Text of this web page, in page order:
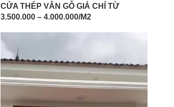
CỬA THÉP VÂN GỖ GIẢ CHỈ TỪ
3.500.000 – 4.000.000/M2